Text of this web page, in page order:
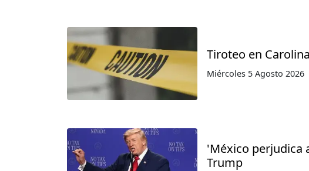
Tiroteo en
Miércoles 5 Agosto 2026
'México perjudica
Trump